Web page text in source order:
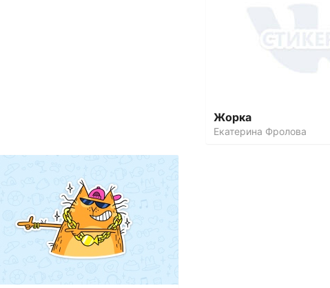
Жорка
Екатерина Фролова